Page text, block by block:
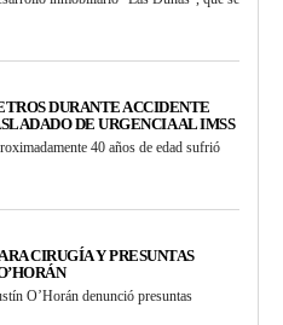
DURANTE ACCIDENTE
DE URGENCIA AL IMSS
40 años de edad sufrió
CIRUGÍA Y PRESUNTAS
O’Horán denunció presuntas